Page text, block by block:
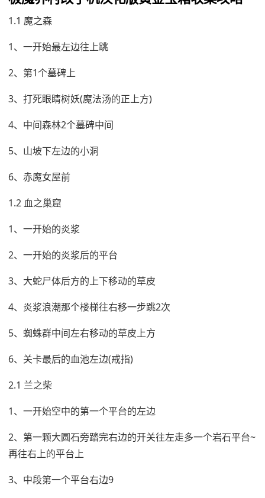
1.1 魔之森
1、一开始最左边往上跳
2、第1个墓碑上
3、打死眼睛树妖(魔法汤的正上方)
4、中间森林2个墓碑中间
5、山坡下左边的小洞
6、赤魔女屋前
1.2 血之巢窟
1、一开始的炎浆
2、一开始的炎浆后的平台
3、大蛇尸体后方的上下移动的草皮
4、炎浆浪潮那个楼梯往右移一步跳2次
5、蜘蛛群中间左右移动的草皮上方
6、关卡最后的血池左边(戒指)
2.1 兰之柴
1、一开始空中的第一个平台的左边
2、第一颗大圆石旁踏完右边的开关往左走多一个岩石平台~
再往右上的平台上
3、中段第一个平台右边9